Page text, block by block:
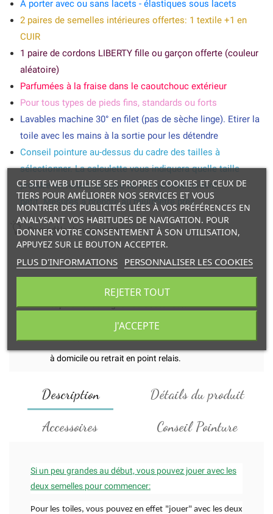
A porter avec ou sans lacets - élastiques sous lacets
2 paires de semelles intérieures offertes: 1 textile +1 en
CUIR
1 paire de cordons LIBERTY fille ou garçon offerte (couleur
aléatoire)
Parfumées à la fraise dans le caoutchouc extérieur
Pour tous types de pieds fins, standards ou forts
Lavables machine 30° en filet (pas de sèche linge). Etirer la
toile avec les mains à la sortie pour les détendre
Conseil pointure au-dessus du cadre des tailles à
sélectionner. La calculette vous indiquera quelle taille
prendre en tenant compte du fait qu'elles taillent
petit. Mesures à prendre au millimètre près.
Ce modèle chausse petit.
et paiement en ligne 100% sécurisés.
Livraison
à domicile ou retrait en point relais.
Description Détails du produit
Accessoires Conseil Pointure
Si un peu grandes au début, vous pouvez jouer avec les
deux semelles pour commencer:
Pour les toiles, vous pouvez en effet "jouer" avec les deux
CE SITE WEB UTILISE SES PROPRES COOKIES ET CEUX DE
TIERS POUR AMÉLIORER NOS SERVICES ET VOUS
MONTRER DES PUBLICITÉS LIÉES À VOS PRÉFÉRENCES EN
ANALYSANT VOS HABITUDES DE NAVIGATION. POUR
DONNER VOTRE CONSENTEMENT À SON UTILISATION,
APPUYEZ SUR LE BOUTON ACCEPTER.
PLUS D'INFORMATIONS PERSONNALISER LES COOKIES
REJETER TOUT
J'ACCEPTE